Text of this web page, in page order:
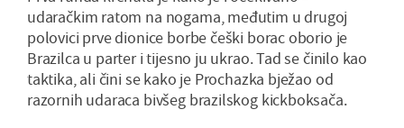
udaračkim ratom na nogama, međutim u drugoj
polovici prve dionice borbe češki borac oborio je
Brazilca u parter i tijesno ju ukrao. Tad se činilo kao
taktika, ali čini se kako je Prochazka bježao od
razornih udaraca bivšeg brazilskog kickboksača.